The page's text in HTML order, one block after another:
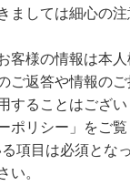
ましては細心の注
客様の情報は本
ご返答や情報のご
することはござ
ポリシー」をご覧
項目は必須とな
い。